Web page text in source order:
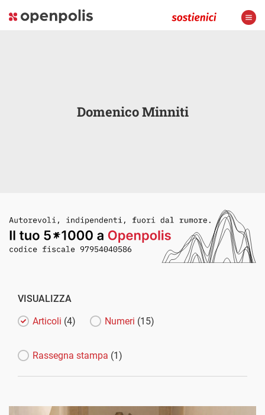
Domenico Minniti
VISUALIZZA
Articoli (4) Numeri (15)
Rassegna stampa (1)